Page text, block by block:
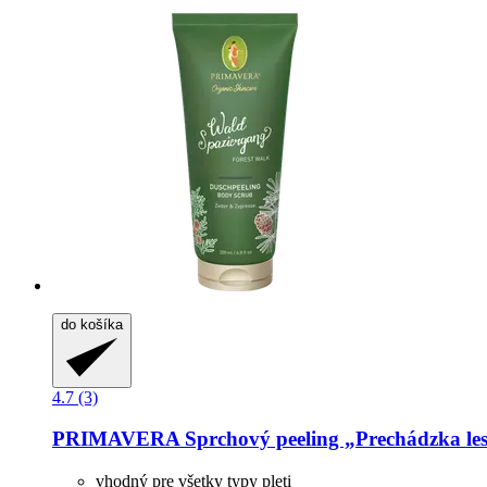
do košíka
4.7 (3)
PRIMAVERASprchový peeling „Prechádzka
vhodný pre všetky typy pleti